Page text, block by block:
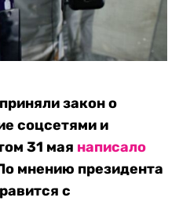
закон о
соцсетями и
31 мая написало
мнению президента
с